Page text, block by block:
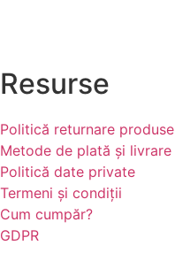
Resurse
Politică returnare produse
Metode de plată și livrare
Politică date private
Termeni și condiții
Cum cumpăr?
GDPR